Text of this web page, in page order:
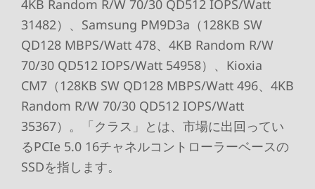
4KB Random R/W 70/30 QD512 IOPS/Watt
31482）、Samsung PM9D3a（128KB SW
QD128 MBPS/Watt 478、4KB Random R/W
70/30 QD512 IOPS/Watt 54958）、Kioxia
CM7（128KB SW QD128 MBPS/Watt 496、4KB
Random R/W 70/30 QD512 IOPS/Watt
35367）。「クラス」とは、市場に出回ってい
るPCIe 5.0 16チャネルコントローラーベースの
SSDを指します。